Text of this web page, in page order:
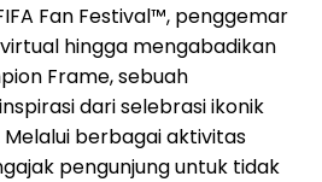
Fan Festival™, penggemar
hingga mengabadikan
Frame, sebuah
dari selebrasi ikonik
Melalui berbagai aktivitas
pengunjung untuk tidak